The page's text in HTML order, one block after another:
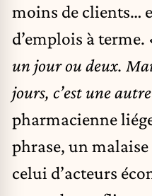
moins de clients…
d’emplois à terme.
un jour ou deux.
jours, c’est une
pharmacienne
phrase, un
celui d’acteurs